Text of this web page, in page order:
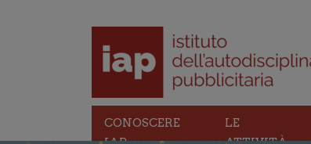
CONOSCERE
LE